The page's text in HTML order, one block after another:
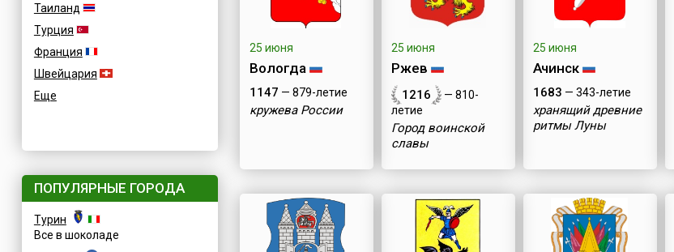
Таиланд
Турция
Франция
Швейцария
Еще
ПОПУЛЯРНЫЕ ГОРОДА
Турин
Все в шоколаде
25 июня
Вологда
1147 — 879-летие
кружева России
25 июня
Ржев
1216
— 810-
летие
Город воинской
славы
25 июня
Ачинск
1683 — 343-летие
хранящий древние
ритмы Луны